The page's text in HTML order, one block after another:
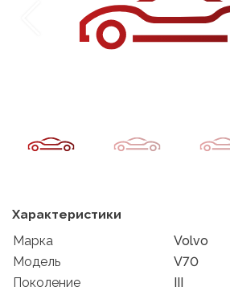
Характеристики
Марка
Volvo
Модель
V70
Поколение
III